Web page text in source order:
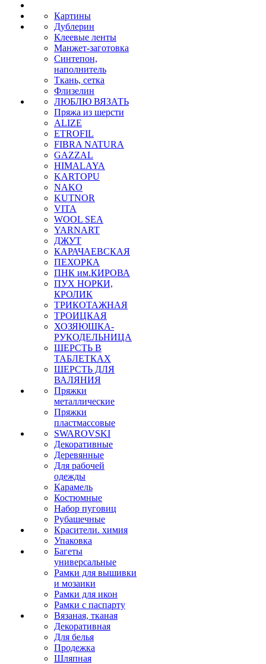
Картины
Дублерин
Клеевые ленты
Манжет-заготовка
Синтепон,
наполнитель
Ткань, сетка
Флизелин
ЛЮБЛЮ ВЯЗАТЬ
Пряжа из шерсти
ALIZE
ETROFIL
FIBRA NATURA
GAZZAL
HIMALAYA
KARTOPU
NAKO
KUTNOR
VITA
WOOL SEA
YARNART
ДЖУТ
КАРАЧАЕВСКАЯ
ПЕХОРКА
ПНК им.КИРОВА
ПУХ НОРКИ,
КРОЛИК
ТРИКОТАЖНАЯ
ТРОИЦКАЯ
ХОЗЯЮШКА-
РУКОДЕЛЬНИЦА
ШЕРСТЬ В
ТАБЛЕТКАХ
ШЕРСТЬ ДЛЯ
ВАЛЯНИЯ
Пряжки
металлические
Пряжки
пластмассовые
SWAROVSKI
Декоративные
Деревянные
Для рабочей
одежды
Карамель
Костюмные
Набор пуговиц
Рубашечные
Красители. химия
Упаковка
Багеты
универсальные
Рамки для вышивки
и мозаики
Рамки для икон
Рамки с паспарту
Вязаная, тканая
Декоративная
Для белья
Продежка
Шляпная